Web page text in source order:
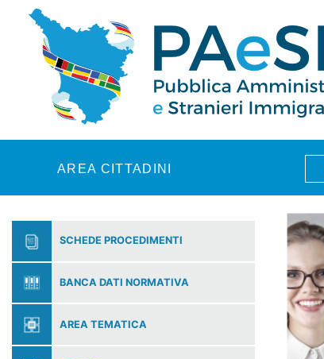
Skip to main content
AREA CITTADINI
SCHEDE PROCEDIMENTI
BANCA DATI NORMATIVA
AREA TEMATICA